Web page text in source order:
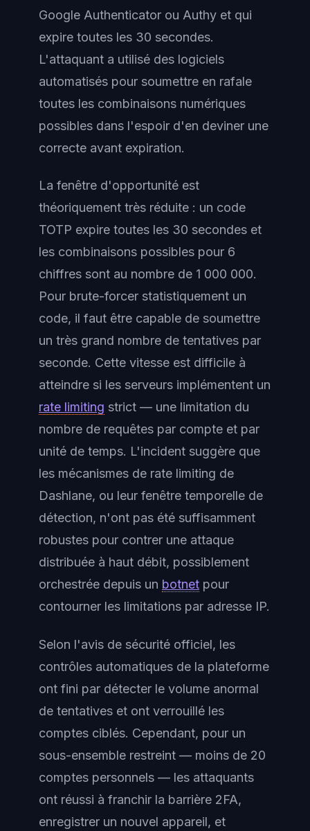
Google Authenticator ou Authy et qui
expire toutes les 30 secondes.
L'attaquant a utilisé des logiciels
automatisés pour soumettre en rafale
toutes les combinaisons numériques
possibles dans l'espoir d'en deviner une
correcte avant expiration.
La fenêtre d'opportunité est
théoriquement très réduite : un code
TOTP expire toutes les 30 secondes et
les combinaisons possibles pour 6
chiffres sont au nombre de 1 000 000.
Pour brute-forcer statistiquement un
code, il faut être capable de soumettre
un très grand nombre de tentatives par
seconde. Cette vitesse est difficile à
atteindre si les serveurs implémentent un
rate limiting strict — une limitation du
nombre de requêtes par compte et par
unité de temps. L'incident suggère que
les mécanismes de rate limiting de
Dashlane, ou leur fenêtre temporelle de
détection, n'ont pas été suffisamment
robustes pour contrer une attaque
distribuée à haut débit, possiblement
orchestrée depuis un botnet pour
contourner les limitations par adresse IP.
Selon l'avis de sécurité officiel, les
contrôles automatiques de la plateforme
ont fini par détecter le volume anormal
de tentatives et ont verrouillé les
comptes ciblés. Cependant, pour un
sous-ensemble restreint — moins de 20
comptes personnels — les attaquants
ont réussi à franchir la barrière 2FA,
enregistrer un nouvel appareil, et